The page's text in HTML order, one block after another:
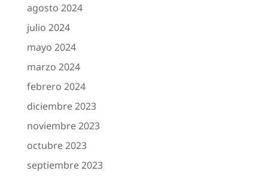
agosto 2024
julio 2024
mayo 2024
marzo 2024
febrero 2024
diciembre 2023
noviembre 2023
octubre 2023
septiembre 2023